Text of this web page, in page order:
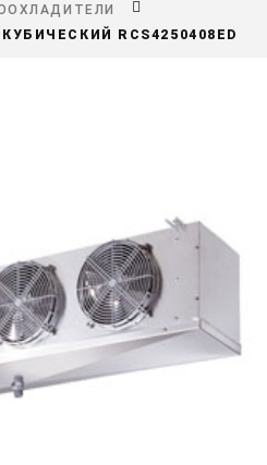
RCS4250408ED